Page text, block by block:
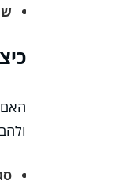
האם